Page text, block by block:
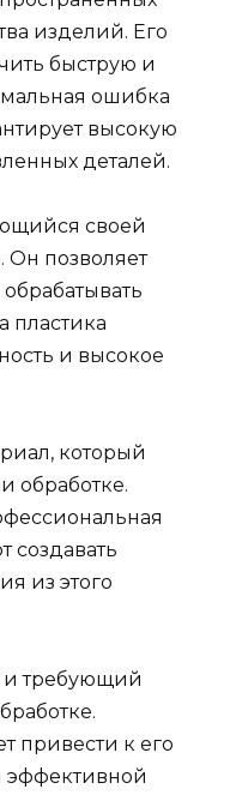
изделий. Его
быструю и
ошибка
высокую
деталей.
своей
Он позволяет
пластика
и высокое
который
обработке.
создавать
из этого
и требующий
привести к его